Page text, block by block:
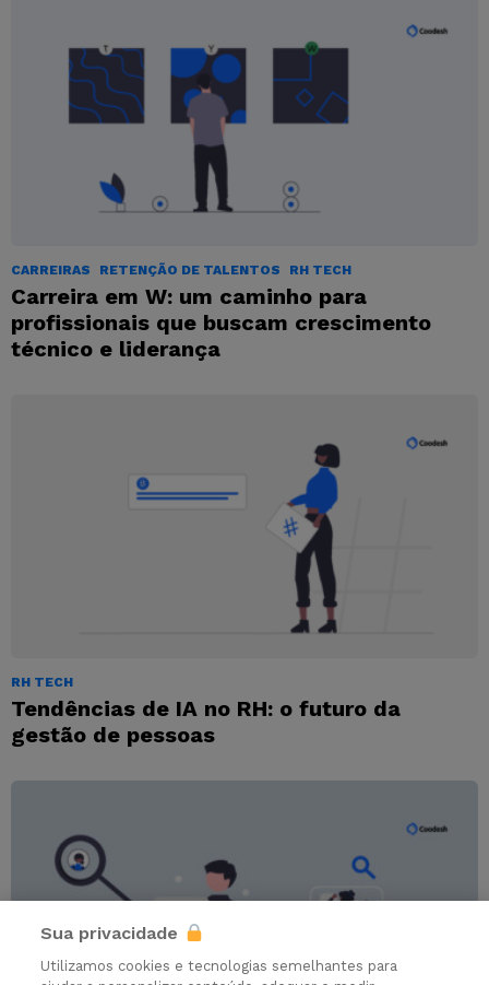
CARREIRAS RETENÇÃO DE TALENTOS RH TECH
Carreira em W: um caminho para
profissionais que buscam crescimento
técnico e liderança
RH TECH
Tendências de IA no RH: o futuro da
gestão de pessoas
Sua privacidade
Utilizamos cookies e tecnologias semelhantes para